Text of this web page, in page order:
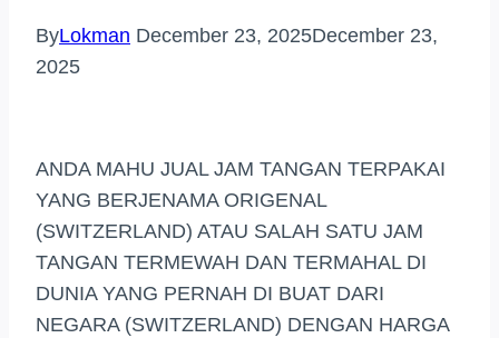
ByLokman December 23, 2025December 23,
2025
ANDA MAHU JUAL JAM TANGAN TERPAKAI
YANG BERJENAMA ORIGENAL
(SWITZERLAND) ATAU SALAH SATU JAM
TANGAN TERMEWAH DAN TERMAHAL DI
DUNIA YANG PERNAH DI BUAT DARI
NEGARA (SWITZERLAND) DENGAN HARGA